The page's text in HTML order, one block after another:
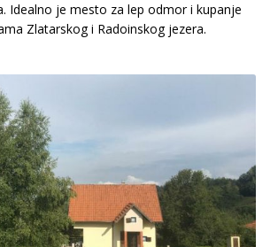
Idealno je mesto za lep odmor i kupanje
Zlatarskog i Radoinskog jezera.